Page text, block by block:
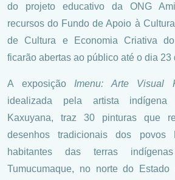
do projeto educativo da ONG
recursos do Fundo de Apoio à
de Cultura e Economia Criativa
ficarão abertas ao público até o dia 23
A exposição Imenu: Arte Visual
idealizada pela artista indígena
Kaxuyana, traz 30 pinturas que
desenhos tradicionais dos povos
habitantes das terras
Tumucumaque, no norte do